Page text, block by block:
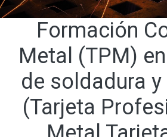
Formación
Metal (TPM)
de soldadura
(Tarjeta